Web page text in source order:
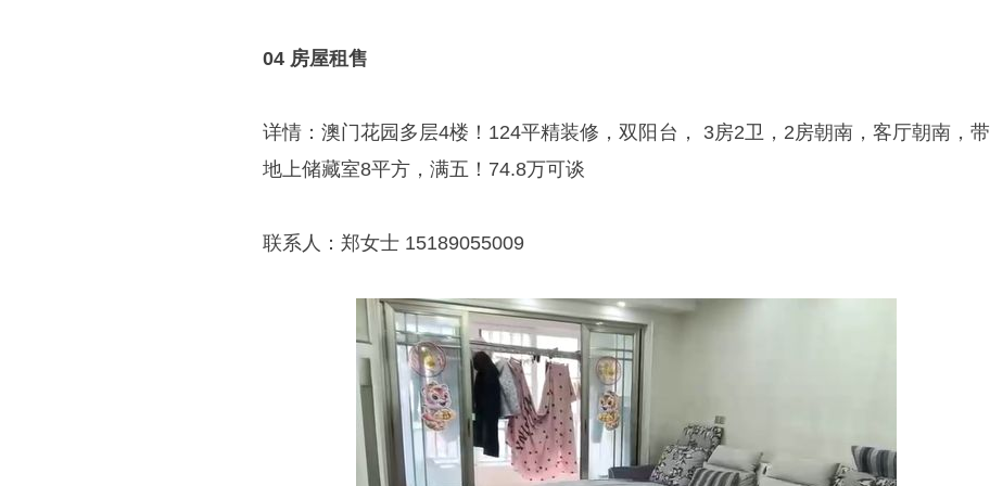
04 房屋租售
详情：澳门花园多层4楼！124平精装修，双阳台， 3房2卫，2房朝南，客厅朝南，带
地上储藏室8平方，满五！74.8万可谈
联系人：郑女士 15189055009